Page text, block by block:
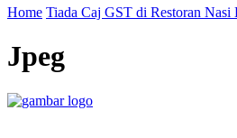
Home Tiada Caj GST di Restoran Nasi
Jpeg